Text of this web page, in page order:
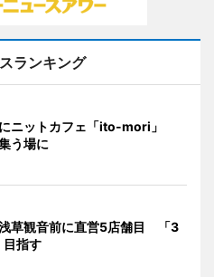
ランキング
ニットカフェ「ito-mori」
う場に
草観音前に直営5店舗目 「3
指す